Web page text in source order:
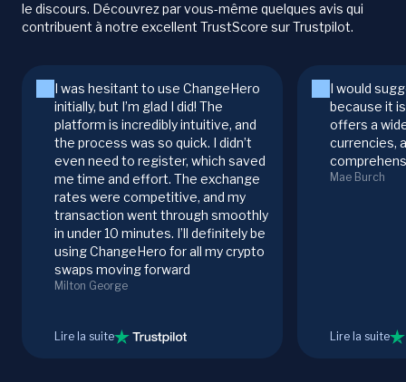
le discours. Découvrez par vous-même quelques avis qui
contribuent à notre excellent TrustScore sur Trustpilot.
I was hesitant to use ChangeHero
initially, but I’m glad I did! The
platform is incredibly intuitive, and
the process was so quick. I didn’t
even need to register, which saved
me time and effort. The exchange
rates were competitive, and my
transaction went through smoothly
in under 10 minutes. I’ll definitely be
using ChangeHero for all my crypto
swaps moving forward
Milton George
Lire la suite
I would
because it
offers a
currencies,
Mae Burch
Lire la suite